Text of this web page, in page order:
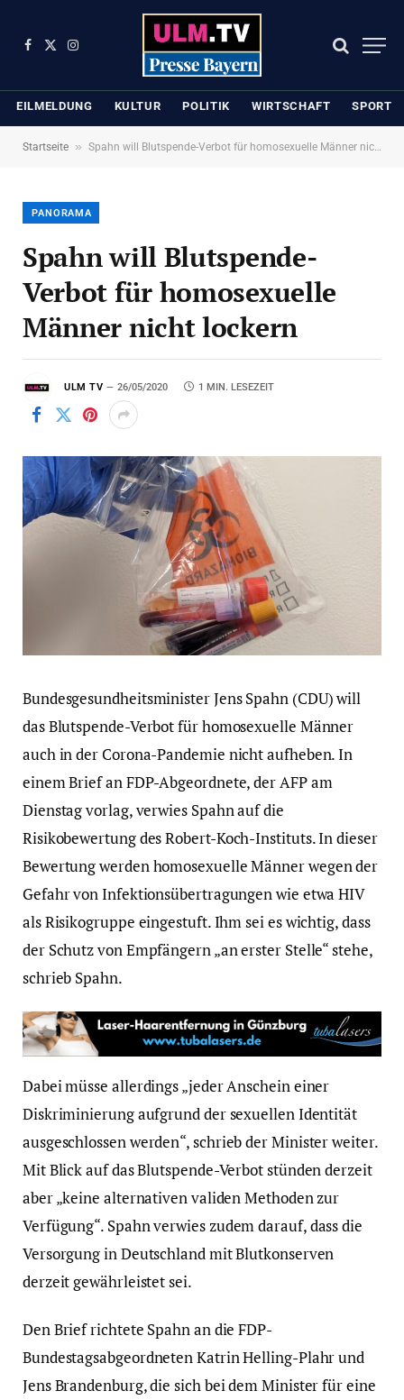
Facebook
X
Instagram
EILMELDUNG KULTUR POLITIK WIRTSCHAFT SPORT
Startseite » Spahn will Blutspende-Verbot für homosexuelle Männer nicht lockern
PANORAMA
Spahn will Blutspende-
Verbot für homosexuelle
Männer nicht lockern
ULM TV 26/05/2020 1 MIN. LESEZEIT
Bundesgesundheitsminister Jens Spahn (CDU) will
das Blutspende-Verbot für homosexuelle Männer
auch in der Corona-Pandemie nicht aufheben. In
einem Brief an FDP-Abgeordnete, der AFP am
Dienstag vorlag, verwies Spahn auf die
Risikobewertung des Robert-Koch-Instituts. In dieser
Bewertung werden homosexuelle Männer wegen der
Gefahr von Infektionsübertragungen wie etwa HIV
als Risikogruppe eingestuft. Ihm sei es wichtig, dass
der Schutz von Empfängern „an erster Stelle“ stehe,
schrieb Spahn.
Dabei müsse allerdings „jeder Anschein einer
Diskriminierung aufgrund der sexuellen Identität
ausgeschlossen werden“, schrieb der Minister weiter.
Mit Blick auf das Blutspende-Verbot stünden derzeit
aber „keine alternativen validen Methoden zur
Verfügung“. Spahn verwies zudem darauf, dass die
Versorgung in Deutschland mit Blutkonserven
derzeit gewährleistet sei.
Den Brief richtete Spahn an die FDP-
Bundestagsabgeordneten Katrin Helling-Plahr und
Jens Brandenburg, die sich bei dem Minister für eine